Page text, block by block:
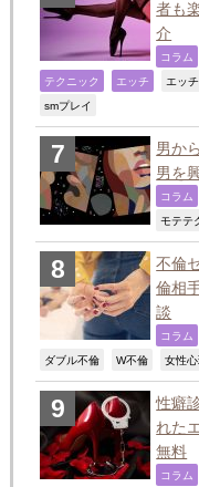
者も
介
コラム
テクニック エッチ エッチ
smプレイ
男か
男を
コラム
モテテ
不倫
倫相
談
コラム
ダブル不倫 W不倫 女性心
性癖
れた
無料
コラム